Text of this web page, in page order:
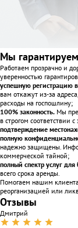
Мы гарантируем
Работаем прозрачно и
уверенностью
успешную регистрацию
вам откажут из-за
расходы на госпошлину;
100% законность. Мы
в строгом соответствии
подтверждение
полную
надежно защищены.
коммерческой тайной;
полный спектр услуг для
всего срока аренды.
Помогаем нашим
реорганизацией или
Отзывы
Дмитрий